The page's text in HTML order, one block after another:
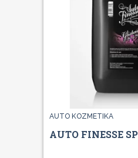
AUTO KOZMETIKA
AUTO FINESSE